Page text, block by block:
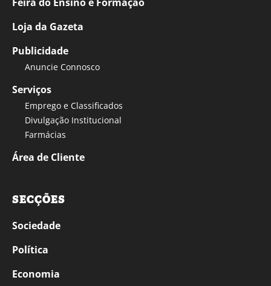
Loja da Gazeta
Publicidade
Anuncie Connosco
Serviços
Emprego e Classificados
Divulgação Institucional
Farmácias
Área de Cliente
SECÇÕES
Sociedade
Política
Economia